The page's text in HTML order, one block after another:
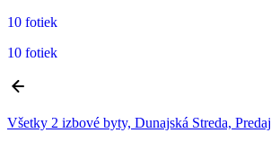
10 fotiek
10 fotiek
Všetky 2 izbové byty, Dunajská Streda, Predaj